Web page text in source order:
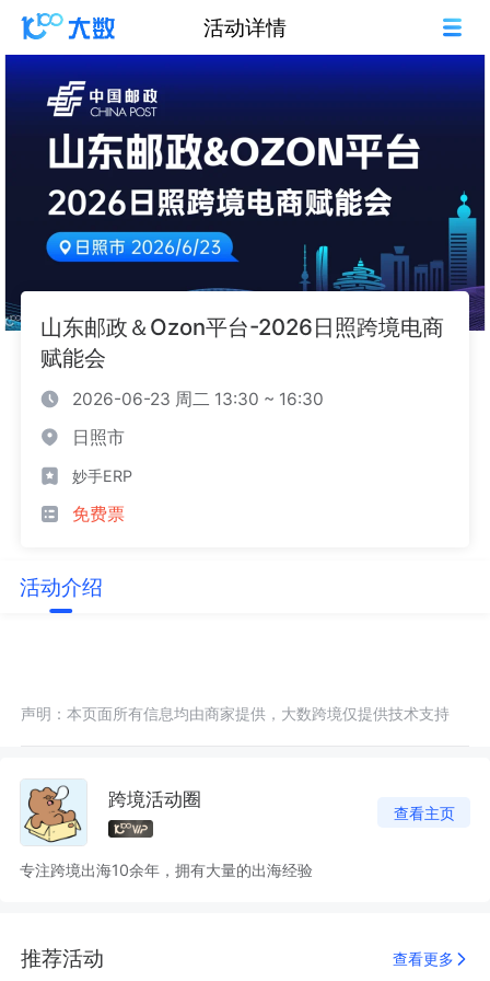
活动详情
山东邮政＆Ozon平台-2026日照跨境电商
赋能会
2026-06-23 周二 13:30 ~ 16:30
日照市
妙手ERP
免费票
活动介绍
声明：本页面所有信息均由商家提供，大数跨境仅提供技术支持
跨境活动圈
查看主页
专注跨境出海10余年，拥有大量的出海经验
推荐活动 查看更多